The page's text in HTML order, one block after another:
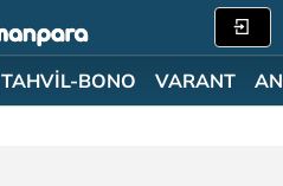
TAHVİL-BONO VARANT